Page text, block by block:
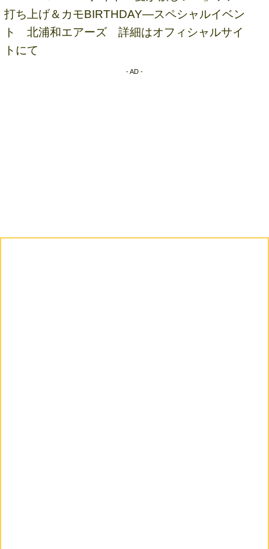
打ち上げ＆カモBIRTHDAY―スペシャルイベン
ト 北浦和エアーズ 詳細はオフィシャルサイ
トにて
- AD -